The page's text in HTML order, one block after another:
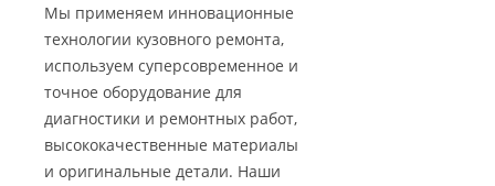
Мы применяем инновационные
технологии кузовного ремонта,
используем суперсовременное и
точное оборудование для
диагностики и ремонтных работ,
высококачественные материалы
и оригинальные детали. Наши